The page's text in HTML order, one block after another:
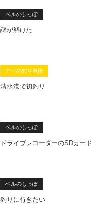
ベルのしっぽ
謎が解けた
アベの釣り自慢
清水港で初釣り
ベルのしっぽ
ドライブレコーダーのSDカード
ベルのしっぽ
釣りに行きたい